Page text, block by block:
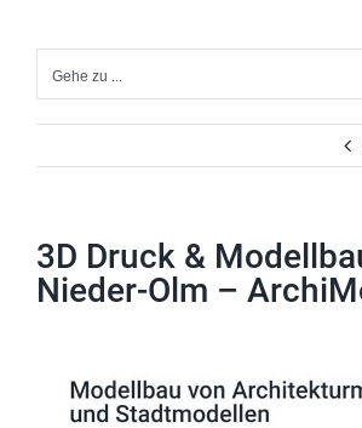
Inhalt
springenGehe zu ...
3D Druck &
Nieder-Olm –